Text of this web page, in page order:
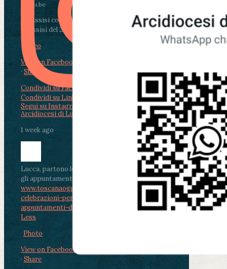
youtu.be
Da Assisi con i giovani per Celebrare il Perdono
di Assisi del 2 Ag...
Video
View on Facebook
· Share
Condividi su Facebook
Condividi su LinkedIn
Condividi via email
Arcidiocesi di Lucca
1 week ago
Lucca, partono le celebrazioni per don Aldo Mei:
gli appuntamenti dal 2 al 4 agosto
www.toscanaoggi.it/lucca-partono-le-
celebrazioni-per-don-aldo-mei-gli-
appuntamenti-dal-2-al-4-ago...
See MoreSee
Less
Photo
View on Facebook
· Share
Segui su Instagram